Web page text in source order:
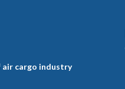
cargo industry